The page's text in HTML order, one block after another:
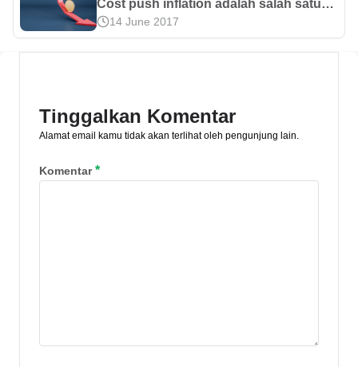
Cost push inflation adalah salah satu
jenis inflasi di mana terjadi kenaikan
seluruh harga yang disebabkan oleh
14 June 2017
Tinggalkan Komentar
Alamat email kamu tidak akan terlihat oleh pengunjung lain.
Komentar*